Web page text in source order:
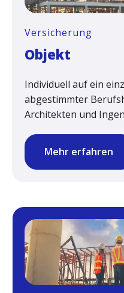
Versicherung
Objekt
Individuell auf ein
abgestimmter
Architekten und
Mehr erfahren